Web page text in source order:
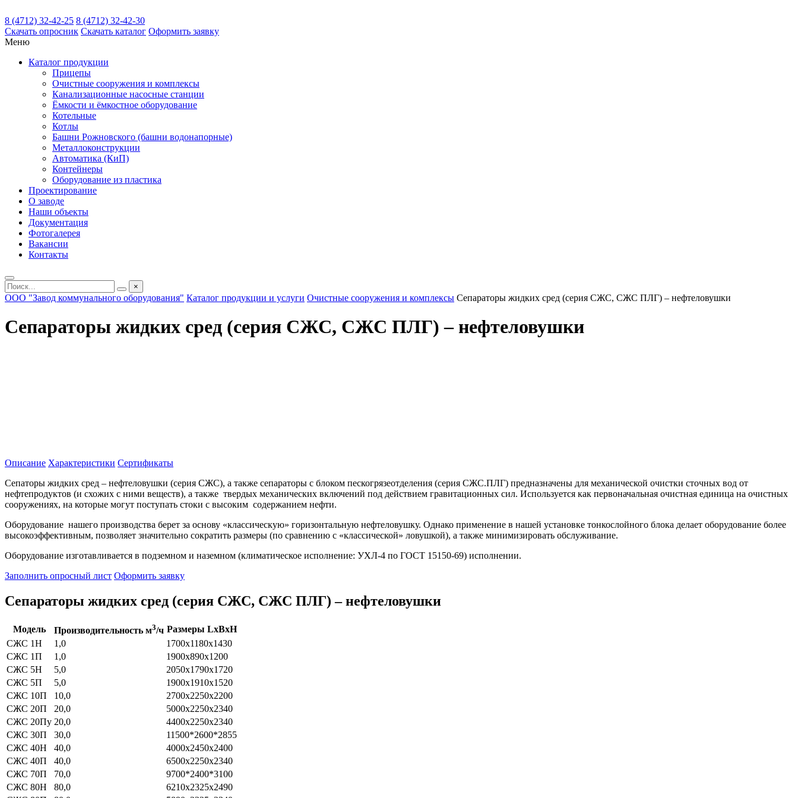
8 (4712) 32-42-25 8 (4712) 32-42-30
Скачать опросник Скачать каталог Оформить заявку
Меню
Каталог продукции
Прицепы
Очистные сооружения и комплексы
Канализационные насосные станции
Ёмкости и ёмкостное оборудование
Котельные
Котлы
Башни Рожновского (башни водонапорные)
Металлоконструкции
Автоматика (КиП)
Контейнеры
Оборудование из пластика
Проектирование
О заводе
Наши объекты
Документация
Фотогалерея
Вакансии
Контакты
×
ООО "Завод коммунального оборудования" Каталог продукции и услуги Очистные сооружения и комплексы Сепараторы жидких сред (серия СЖС, СЖС ПЛГ) – нефтеловушки
Сепараторы жидких сред (серия СЖС, СЖС ПЛГ) – нефтеловушки
Описание Характеристики Сертификаты
Сепаторы жидких сред – нефтеловушки (серия СЖС), а также сепараторы с блоком пескогрязеотделения (серия СЖС.ПЛГ) предназначены для механической очистки сточных вод от
нефтепродуктов (и схожих с ними веществ), а также твердых механических включений под действием гравитационных сил. Используется как первоначальная очистная единица на очистных
сооружениях, на которые могут поступать стоки с высоким содержанием нефти.
Оборудование нашего производства берет за основу «классическую» горизонтальную нефтеловушку. Однако применение в нашей установке тонкослойного блока делает оборудование более
высокоэффективным, позволяет значительно сократить размеры (по сравнению с «классической» ловушкой), а также минимизировать обслуживание.
Оборудование изготавливается в подземном и наземном (климатическое исполнение: УХЛ-4 по ГОСТ 15150-69) исполнении.
Заполнить опросный лист Оформить заявку
Сепараторы жидких сред (серия СЖС, СЖС ПЛГ) – нефтеловушки
Модель Производительность м3/ч Размеры LxBxH
СЖС 1Н
1,0
1700х1180х1430
СЖС 1П
1,0
1900х890х1200
СЖС 5Н
5,0
2050х1790х1720
СЖС 5П
5,0
1900х1910х1520
СЖС 10П
10,0
2700х2250х2200
СЖС 20П
20,0
5000х2250х2340
СЖС 20Пу 20,0
4400х2250х2340
СЖС 30П
30,0
11500*2600*2855
СЖС 40Н
40,0
4000х2450х2400
СЖС 40П
40,0
6500х2250х2340
СЖС 70П
70,0
9700*2400*3100
СЖС 80Н
80,0
6210х2325х2490